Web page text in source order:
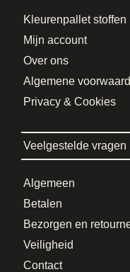
Kleurenpallet stoffen
Mijn account
Over ons
Algemene
Privacy & Cookies
Veelgestelde vragen
Algemeen
Betalen
Bezorgen en
Veiligheid
Contact